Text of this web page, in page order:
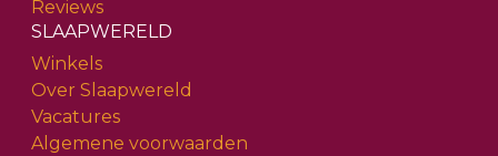
Reviews
SLAAPWERELD
Winkels
Over Slaapwereld
Vacatures
Algemene voorwaarden